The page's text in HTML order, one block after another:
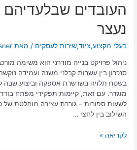
העובדים שבלעדיהם
נעצר
בעלי מקצוע,ציוד,שירות לעסקים / מאת
ניהול פרויקט בנייה מודרני הוא משימה
סנכרון בין עשרות קבלני משנה ועמידה
בשטח תלויה בשרשרת אספקה וביצוע שבה
מוגדר. עם זאת, קיימות תפקידי מפתח
לשעות ספורות – גוררת עצירה מוחלטת של
השילוב בין לחצי …
של
אתרי
הבנייה:
העובדים
שבלעדיהם
נעצר
לקריאה »